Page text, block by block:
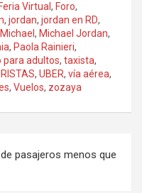
Feria Virtual , Foro,
, jordan, jordan en RD,
Michael , Michael Jordan,
, Paola Rainieri,
para adultos, taxista,
, UBER, vía aérea,
, Vuelos, zozaya
pasajeros menos que